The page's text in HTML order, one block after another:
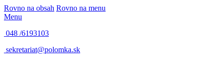
Rovno na obsah Rovno na menu
Menu
048 /6193103
sekretariat@polomka.sk